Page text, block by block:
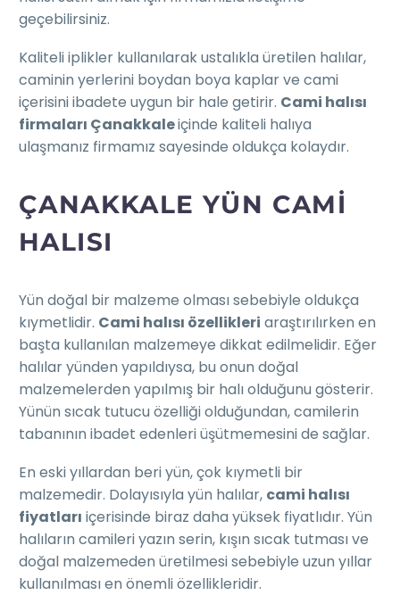
geçebilirsiniz.
Kaliteli iplikler kullanılarak ustalıkla üretilen halılar,
caminin yerlerini boydan boya kaplar ve cami
içerisini ibadete uygun bir hale getirir. Cami halısı
firmaları Çanakkaleiçinde kaliteli halıya
ulaşmanız firmamız sayesinde oldukça kolaydır.
ÇANAKKALE YÜN CAMI
HALISI
Yün doğal bir malzeme olması sebebiyle oldukça
kıymetlidir. Cami halısı özellikleri araştırılırken en
başta kullanılan malzemeye dikkat edilmelidir. Eğer
halılar yünden yapıldıysa, bu onun doğal
malzemelerden yapılmış bir halı olduğunu gösterir.
Yünün sıcak tutucu özelliği olduğundan, camilerin
tabanının ibadet edenleri üşütmemesini de sağlar.
En eski yıllardan beri yün, çok kıymetli bir
malzemedir. Dolayısıyla yün halılar, cami halısı
fiyatları içerisinde biraz daha yüksek fiyatlıdır. Yün
halıların camileri yazın serin, kışın sıcak tutması ve
doğal malzemeden üretilmesi sebebiyle uzun yıllar
kullanılması en önemli özellikleridir.